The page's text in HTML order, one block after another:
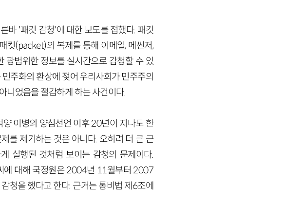
바 '패킷 감청'에 대한 보도를 접했다. 패킷
킷(packet)의 복제를 통해 이메일, 메씬저,
광범위한 정보를 실시간으로 감청할 수 있
주화의 환상에 젖어 우리사회가 민주주의
니었음을 절감하게 하는 사건이다.
이병의 양심선언 이후 20년이 지나도 한
를 제기하는 것은 아니다. 오히려 더 큰 근
실행된 것처럼 보이는 감청의 문제이다.
에 대해 국정원은 2004년 11월부터 2007
청을 했다고 한다. 근거는 통비법 제6조에